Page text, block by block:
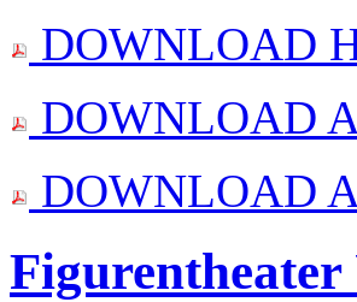
DOWNLOAD
DOWNLOAD
DOWNLOAD